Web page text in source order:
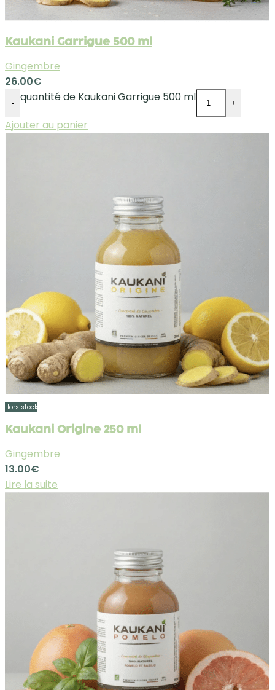
Kaukani Garrigue 500 ml
Gingembre
26.00€
- quantité de Kaukani Garrigue 500 ml +
Ajouter au panier
Hors stock
Kaukani Origine 250 ml
Gingembre
13.00€
Lire la suite